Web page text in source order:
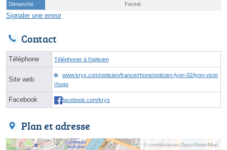
Dimanche
Fermé
Signaler une erreur
Contact
Téléphone Téléphoner à l'opticien
Site web
www.krys.com/opticien/france/rhone/opticien-lyon-02/lyon-victo
rhugo
Facebook facebook.com/krys
Plan et adresse
© contributeurs OpenStreetMap